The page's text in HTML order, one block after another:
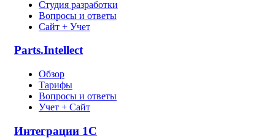
Студия разработки
Вопросы и ответы
Сайт + Учет
Parts.Intellect
Обзор
Тарифы
Вопросы и ответы
Учет + Сайт
Интеграции 1С